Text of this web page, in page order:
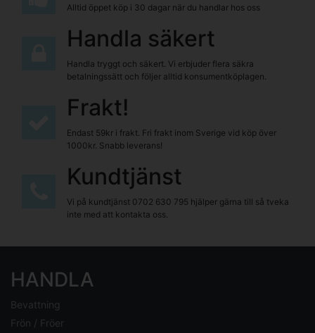
Alltid öppet köp i 30 dagar när du handlar hos oss
Handla säkert
Handla tryggt och säkert. Vi erbjuder flera säkra
betalningssätt och följer alltid konsumentköplagen.
Frakt!
Endast 59kr i frakt. Fri frakt inom Sverige vid köp över
1000kr. Snabb leverans!
Kundtjänst
Vi på kundtjänst 0702 630 795 hjälper gärna till så tveka
inte med att kontakta oss.
HANDLA
Bevattning
Frön / Fröer